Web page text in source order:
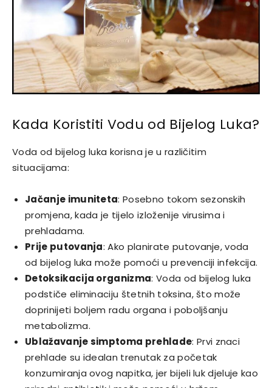
Kada Koristiti Vodu od Bijelog Luka?
Voda od bijelog luka korisna je u različitim
situacijama:
Jačanje imuniteta: Posebno tokom sezonskih
promjena, kada je tijelo izloženije virusima i
prehladama.
Prije putovanja: Ako planirate putovanje, voda
od bijelog luka može pomoći u prevenciji infekcija.
Detoksikacija organizma: Voda od bijelog luka
podstiče eliminaciju štetnih toksina, što može
doprinijeti boljem radu organa i poboljšanju
metabolizma.
Ublažavanje simptoma prehlade: Prvi znaci
prehlade su idealan trenutak za početak
konzumiranja ovog napitka, jer bijeli luk djeluje kao